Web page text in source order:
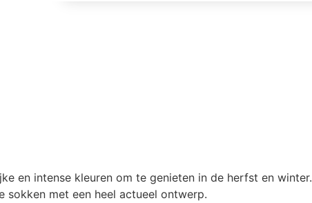
en intense kleuren om te genieten in de herfst en winter.
met een heel actueel ontwerp.